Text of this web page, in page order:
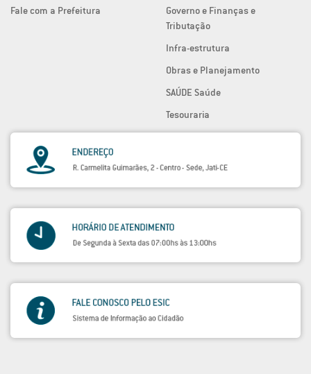
Fale com a Prefeitura
Governo e Finanças e
Tributação
Infra-estrutura
Obras e Planejamento
SAÚDE Saúde
Tesouraria